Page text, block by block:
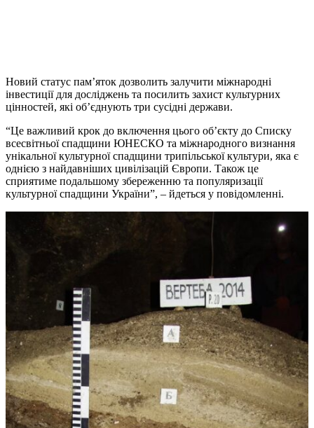
Новий статус пам’яток дозволить залучити міжнародні
інвестиції для досліджень та посилить захист культурних
цінностей, які об’єднують три сусідні держави.
“Це важливий крок до включення цього об’єкту до Списку
всесвітньої спадщини ЮНЕСКО та міжнародного визнання
унікальної культурної спадщини трипільської культури, яка є
однією з найдавніших цивілізацій Європи. Також це
сприятиме подальшому збереженню та популяризації
культурної спадщини України”, – йдеться у повідомленні.